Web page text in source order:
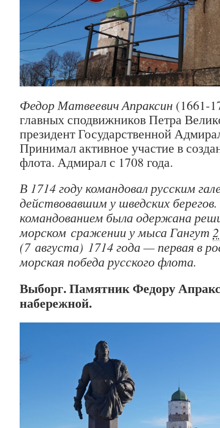
Федор Матвеевич Апраксин (1661-
главных сподвижников Петра
президент Государственной
Принимал активное участие в
флота. Адмирал с 1708 года.
В 1714 году командовал русским
действовавшим у шведских
командованием была одержана
морском сражении у мыса Гангут
(7 августа) 1714 года — первая в
морская победа русского флота.
Выборг. Памятник Федору
набережной.